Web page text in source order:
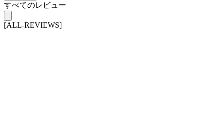
すべてのレビュー
[ALL-REVIEWS]